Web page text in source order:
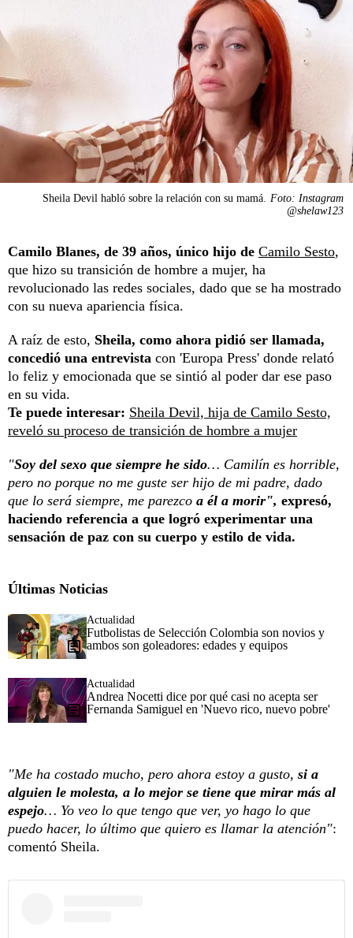
Sheila Devil habló sobre la relación con su mamá.
Foto: Instagram
@shelaw123
Camilo Blanes, de 39 años, único hijo de Camilo Sesto,
que hizo su transición de hombre a mujer, ha
revolucionado las redes sociales, dado que se ha mostrado
con su nueva apariencia física.
A raíz de esto, Sheila, como ahora pidió ser llamada,
concedió una entrevista con 'Europa Press' donde relató
lo feliz y emocionada que se sintió al poder dar ese paso
en su vida.
Te puede interesar: Sheila Devil, hija de Camilo Sesto,
reveló su proceso de transición de hombre a mujer
"Soy del sexo que siempre he sido… Camilín es horrible,
pero no porque no me guste ser hijo de mi padre, dado
que lo será siempre, me parezco a él a morir", expresó,
haciendo referencia a que logró experimentar una
sensación de paz con su cuerpo y estilo de vida.
Últimas Noticias
Actualidad
Futbolistas de Selección Colombia son novios y
ambos son goleadores: edades y equipos
Actualidad
Andrea Nocetti dice por qué casi no acepta ser
Fernanda Samiguel en 'Nuevo rico, nuevo pobre'
"Me ha costado mucho, pero ahora estoy a gusto, si a
alguien le molesta, a lo mejor se tiene que mirar más al
espejo… Yo veo lo que tengo que ver, yo hago lo que
puedo hacer, lo último que quiero es llamar la atención":
comentó Sheila.